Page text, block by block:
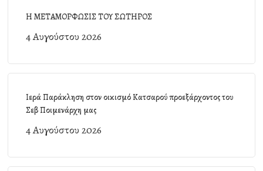
Η ΜΕΤΑΜΟΡΦΩΣΙΣ ΤΟΥ ΣΩΤΗΡΟΣ
4 Αυγούστου 2026
Ιερά Παράκληση στον οικισμό Κατσαρού προεξάρχοντος του
Σεβ Ποιμενάρχη μας
4 Αυγούστου 2026